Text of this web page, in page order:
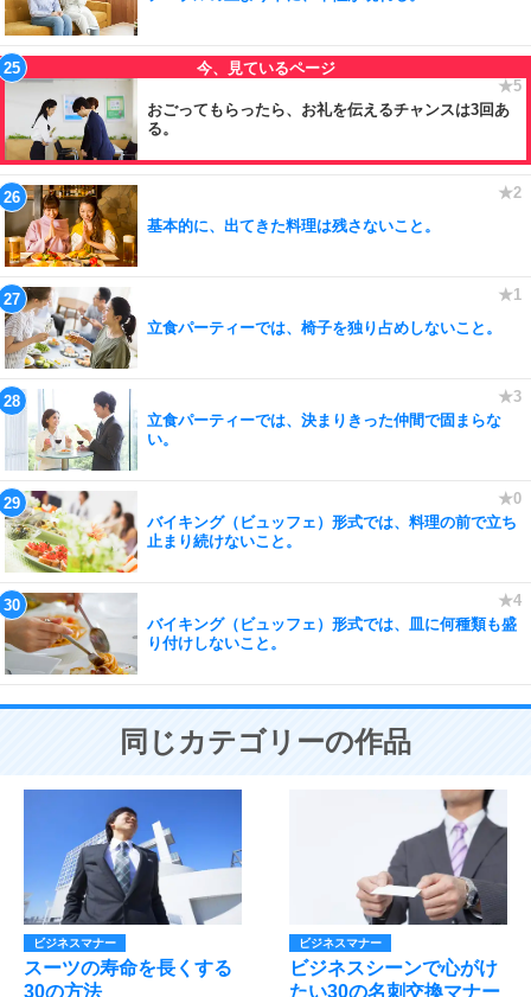
おごってもらったら、お礼を伝えるチャンスは3回あ
る。
基本的に、出てきた料理は残さないこと。
立食パーティーでは、椅子を独り占めしないこと。
立食パーティーでは、決まりきった仲間で固まらな
い。
バイキング（ビュッフェ）形式では、料理の前で立ち
止まり続けないこと。
バイキング（ビュッフェ）形式では、皿に何種類も盛
り付けしないこと。
同じカテゴリーの作品
ビジネスマナー
スーツの寿命を長くする
30の方法
ビジネスマナー
ビジネスシーンで心がけ
たい30の名刺交換マナー